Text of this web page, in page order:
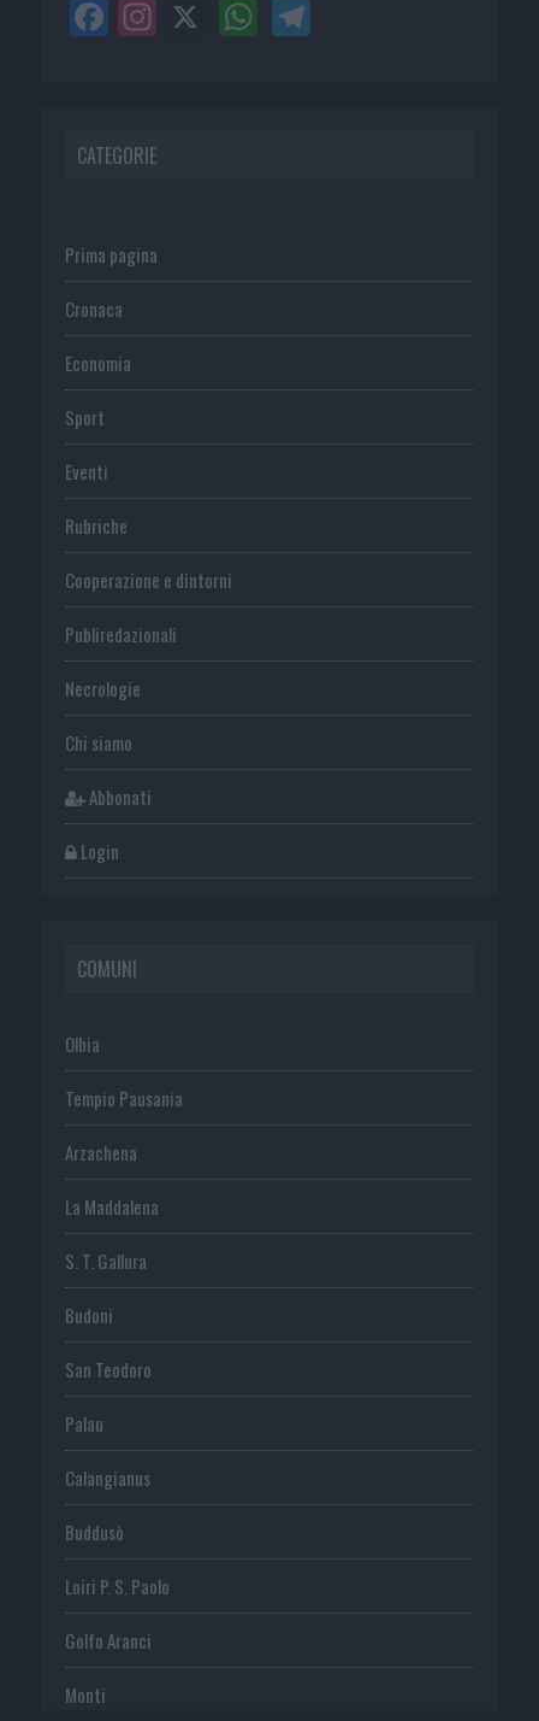
CATEGORIE
Prima pagina
Cronaca
Economia
Sport
Eventi
Rubriche
Cooperazione e dintorni
Publiredazionali
Necrologie
Chi siamo
Abbonati
Login
COMUNI
Olbia
Tempio Pausania
Arzachena
La Maddalena
S. T. Gallura
Budoni
San Teodoro
Palau
Calangianus
Buddusò
Loiri P. S. Paolo
Golfo Aranci
Monti